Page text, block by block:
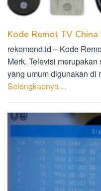
Kode Remot TV
rekomend.id – Kode
Merk. Televisi
yang umum digunakan di
Selengkapnya…